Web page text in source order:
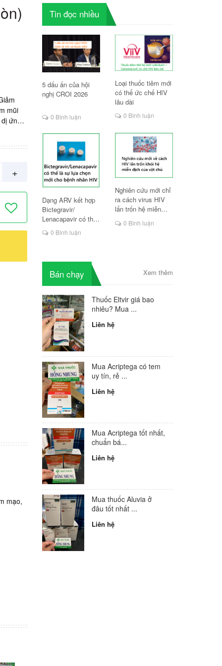
mũi
ứng
lọ
+
mạo,
Tin đọc nhiều
5 dấu ấn của hội
nghị CROI 2026
0 Bình luận
Loại thuốc tiêm mới
có thể ức chế HIV
lâu dài
0 Bình luận
Dạng ARV kết hợp
Bictegravir/
Lenacapavir có thể
là lựa chọn mới cho
người HIV
0 Bình luận
Nghiên cứu mới chỉ
ra cách virus HIV
lẩn trốn hệ miễn
0 Bình luận
Bán chạy Xem thêm
Thuốc Eltvir giá bao
nhiêu? Mua ...
Liên hệ
Mua Acriptega có tem
uy tín, rẻ ...
Liên hệ
Mua Acriptega tốt nhất,
chuẩn bá...
Liên hệ
Mua thuốc Aluvia ở
đâu tốt nhất ...
Liên hệ